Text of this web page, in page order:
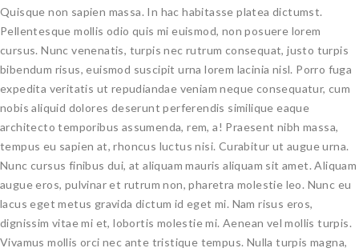
Quisque non sapien massa. In hac habitasse platea dictumst.
Pellentesque mollis odio quis mi euismod, non posuere lorem
cursus. Nunc venenatis, turpis nec rutrum consequat, justo turpis
bibendum risus, euismod suscipit urna lorem lacinia nisl. Porro fuga
expedita veritatis ut repudiandae veniam neque consequatur, cum
nobis aliquid dolores deserunt perferendis similique eaque
architecto temporibus assumenda, rem, a! Praesent nibh massa,
tempus eu sapien at, rhoncus luctus nisi. Curabitur ut augue urna.
Nunc cursus finibus dui, at aliquam mauris aliquam sit amet. Aliquam
augue eros, pulvinar et rutrum non, pharetra molestie leo. Nunc eu
lacus eget metus gravida dictum id eget mi. Nam risus eros,
dignissim vitae mi et, lobortis molestie mi. Aenean vel mollis turpis.
Vivamus mollis orci nec ante tristique tempus. Nulla turpis magna,